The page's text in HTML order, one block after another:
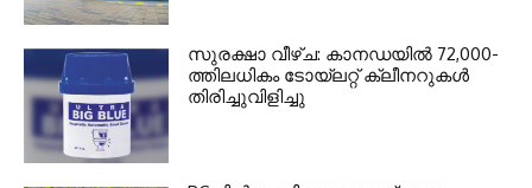
സുരക്ഷാ വീഴ്ച: കാനഡയില്‍ 72,000-
ത്തിലധികം ടോയ്ലറ്റ് ക്ലീനറുകള്‍
തിരിച്ചുവിളിച്ചു